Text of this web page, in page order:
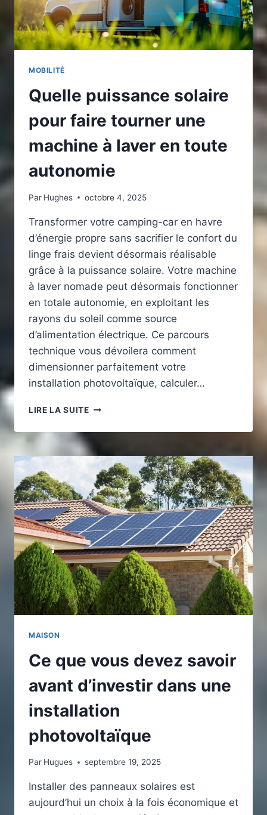
PRATIQUE
?
MOBILITÉ
Quelle puissance solaire
pour faire tourner une
machine à laver en toute
autonomie
Par Hughes octobre 4, 2025
Transformer votre camping-car en havre
d’énergie propre sans sacrifier le confort du
linge frais devient désormais réalisable
grâce à la puissance solaire. Votre machine
à laver nomade peut désormais fonctionner
en totale autonomie, en exploitant les
rayons du soleil comme source
d’alimentation électrique. Ce parcours
technique vous dévoilera comment
dimensionner parfaitement votre
installation photovoltaïque, calculer…
LIRE LA SUITEQUELLE
SOLAIRE
POUR
FAIRE
TOURNER
UNE
MACHINE
À
LAVER
EN
TOUTE
AUTONOMIE
MAISON
Ce que vous devez savoir
avant d’investir dans une
installation
photovoltaïque
Par Hugues septembre 19, 2025
Installer des panneaux solaires est
aujourd’hui un choix à la fois économique et